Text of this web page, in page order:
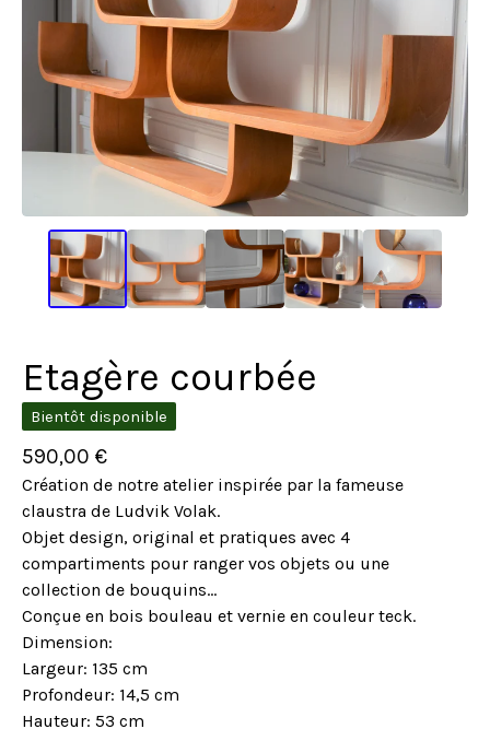
Etagère courbée
Bientôt disponible
590,00 €
Création de notre atelier inspirée par la fameuse
claustra de Ludvik Volak.
Objet design, original et pratiques avec 4
compartiments pour ranger vos objets ou une
collection de bouquins…
Conçue en bois bouleau et vernie en couleur teck.
Dimension:
Largeur: 135 cm
Profondeur: 14,5 cm
Hauteur: 53 cm